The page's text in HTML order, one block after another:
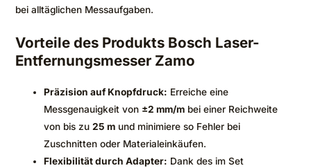
bei alltäglichen Messaufgaben.
Vorteile des Produkts Bosch Laser-
Entfernungsmesser Zamo
Präzision auf Knopfdruck: Erreiche eine
Messgenauigkeit von ±2 mm/m bei einer Reichweite
von bis zu25 m und minimiere so Fehler bei
Zuschnitten oder Materialeinkäufen.
Flexibilität durch Adapter: Dank des im Set